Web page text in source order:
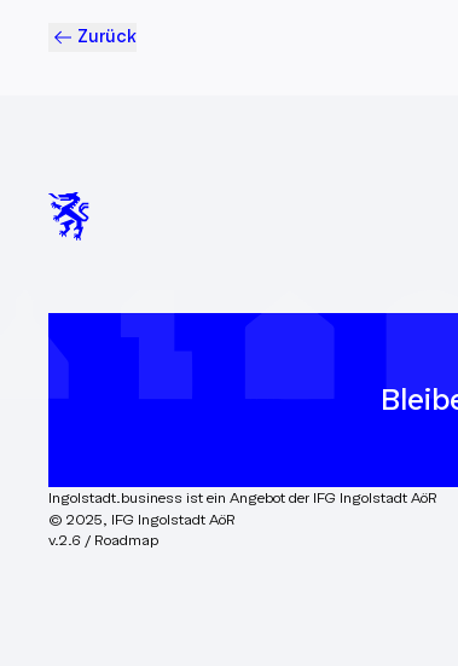
Zurück
Ingolstadt.business ist ein Angebot der IFG Ingolstadt AöR
© 2025, IFG Ingolstadt AöR
v.2.6 / Roadmap